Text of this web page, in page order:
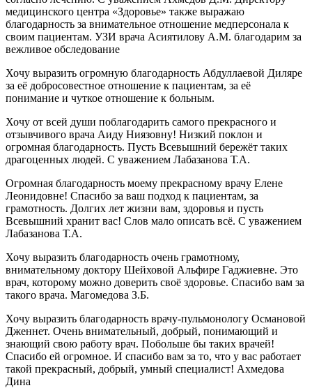
медицинского центра «Здоровье» также выражаю
благодарность за внимательное отношение медперсонала к
своим пациентам. УЗИ врача Асиятилову А.М. благодарим за
вежливое обследование
Хочу выразить огромную благодарность Абдуллаевой Диляре
за её добросовестное отношение к пациентам, за её
понимание и чуткое отношение к больным.
Хочу от всей души поблагодарить самого прекрасного и
отзывчивого врача Аиду Ниязовну! Низкий поклон и
огромная благодарность. Пусть Всевышний бережёт таких
драгоценных людей. С уважением Лабазанова Т.А.
Огромная благодарность моему прекрасному врачу Елене
Леонидовне! Спасибо за ваш подход к пациентам, за
грамотность. Долгих лет жизни вам, здоровья и пусть
Всевышний хранит вас! Слов мало описать всё. С уважением
Лабазанова Т.А.
Хочу выразить благодарность очень грамотному,
внимательному доктору Шейховой Альфире Гаджиевне. Это
врач, которому можно доверить своё здоровье. Спасибо вам за
такого врача. Магомедова З.Б.
Хочу выразить благодарность врачу-пульмонологу Османовой
Дженнет. Очень внимательный, добрый, понимающий и
знающий свою работу врач. Побольше бы таких врачей!
Спасибо ей огромное. И спасибо вам за то, что у вас работает
такой прекрасный, добрый, умный специалист! Ахмедова
Дина